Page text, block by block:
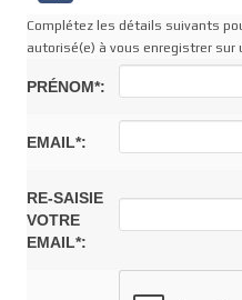
Complétez les détails suivants
autorisé(e) à vous enregistrer sur
PRÉNOM*:
EMAIL*:
RE-SAISIE
VOTRE
EMAIL*: